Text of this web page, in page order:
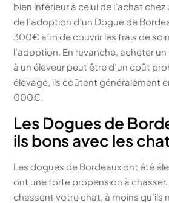
bien inférieur à celui de l’achat chez
de l’adoption d’un Dogue de
300€ afin de couvrir les frais de
l’adoption. En revanche, acheter
à un éleveur peut être d’un coût
élevage, ils coûtent généralement
000€.
Les Dogues de
ils bons avec les
Les dogues de Bordeaux ont été
ont une forte propension à chasser.
chassent votre chat, à moins qu’ils